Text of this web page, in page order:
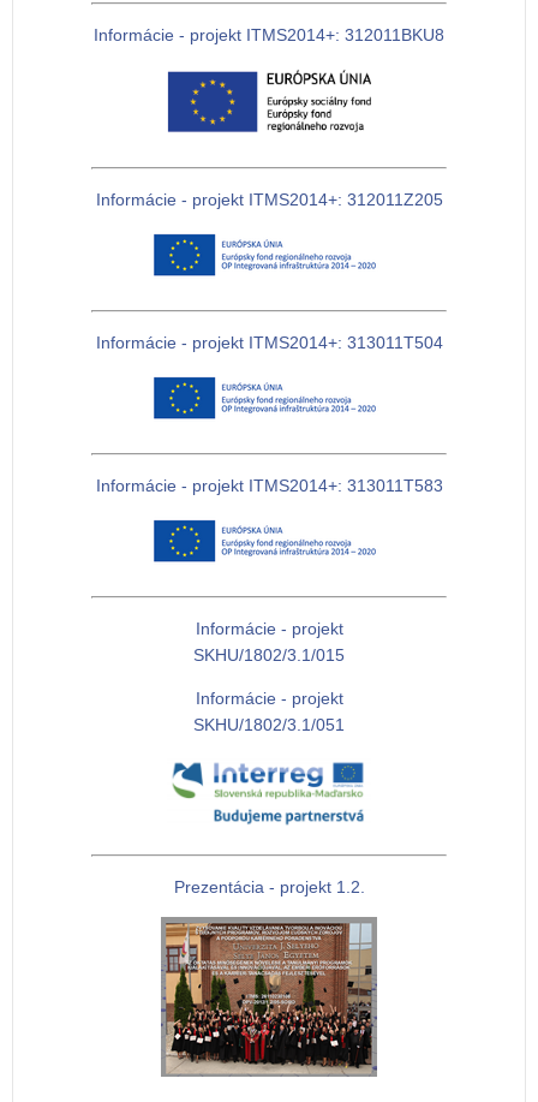
Informácie - projekt ITMS2014+: 312011BKU8
Informácie - projekt ITMS2014+: 312011Z205
Informácie - projekt ITMS2014+: 313011T504
Informácie - projekt ITMS2014+: 313011T583
Informácie - projekt
SKHU/1802/3.1/015
Informácie - projekt
SKHU/1802/3.1/051
Prezentácia - projekt 1.2.